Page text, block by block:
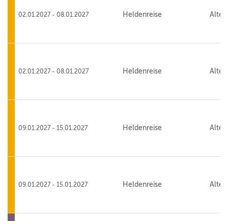
02.01.2027 - 08.01.2027 Heldenreise Alte
02.01.2027 - 08.01.2027 Heldenreise Alte
09.01.2027 - 15.01.2027 Heldenreise Alte
09.01.2027 - 15.01.2027 Heldenreise Alte